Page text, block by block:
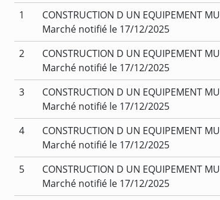
1
CONSTRUCTION D UN EQUIPEMENT
Marché notifié le 17/12/2025
2
CONSTRUCTION D UN EQUIPEMENT
Marché notifié le 17/12/2025
3
CONSTRUCTION D UN EQUIPEMENT
Marché notifié le 17/12/2025
4
CONSTRUCTION D UN EQUIPEMENT
Marché notifié le 17/12/2025
5
CONSTRUCTION D UN EQUIPEMENT
Marché notifié le 17/12/2025